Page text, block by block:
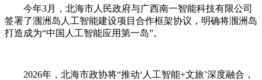
今年3月，北海市人民政府与广西南一智能科技有限公司
签署了涠洲岛人工智能建设项目合作框架协议，明确将涠洲岛
打造成为“中国人工智能应用第一岛”。
2026年，北海市政协将“推动‘人工智能+文旅’深度融合，